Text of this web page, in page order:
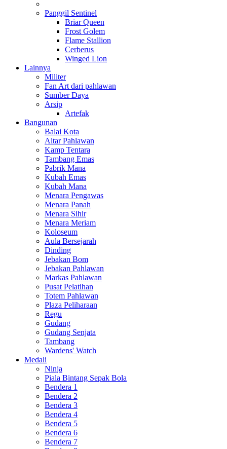
Panggil Sentinel
Briar Queen
Frost Golem
Flame Stallion
Cerberus
Winged Lion
Lainnya
Militer
Fan Art dari pahlawan
Sumber Daya
Arsip
Artefak
Bangunan
Balai Kota
Altar Pahlawan
Kamp Tentara
Tambang Emas
Pabrik Mana
Kubah Emas
Kubah Mana
Menara Pengawas
Menara Panah
Menara Sihir
Menara Meriam
Koloseum
Aula Bersejarah
Dinding
Jebakan Bom
Jebakan Pahlawan
Markas Pahlawan
Pusat Pelatihan
Totem Pahlawan
Plaza Peliharaan
Regu
Gudang
Gudang Senjata
Tambang
Wardens' Watch
Medali
Ninja
Piala Bintang Sepak Bola
Bendera 1
Bendera 2
Bendera 3
Bendera 4
Bendera 5
Bendera 6
Bendera 7